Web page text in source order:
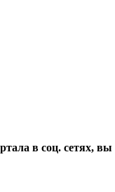
в соц. сетях, вы